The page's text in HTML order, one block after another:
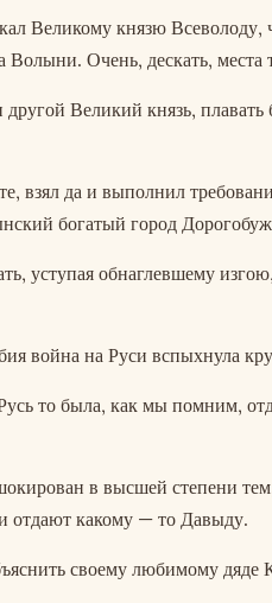
Великому князю Всеволоду,
Волыни. Очень, дескать,
другой Великий князь,
взял да и выполнил
богатый город
уступая обнаглевшему
война на Руси вспыхнула
то была, как мы помним,
в высшей степени
отдают какому — то Давыду.
своему любимому дяде